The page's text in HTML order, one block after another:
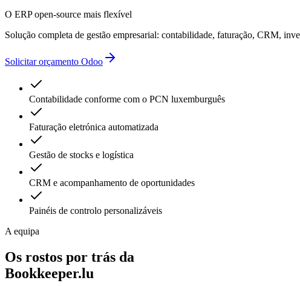
atrasos administrativos
O ERP open-source mais flexível
Solução completa de gestão empresarial: contabilidade, faturação, CRM,
Solicitar orçamento Odoo
Contabilidade conforme com o PCN luxemburguês
Faturação eletrónica automatizada
Gestão de stocks e logística
CRM e acompanhamento de oportunidades
Painéis de controlo personalizáveis
A equipa
Os rostos por trás da
Bookkeeper.lu